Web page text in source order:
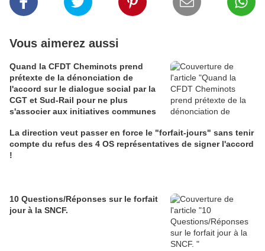
Vous aimerez aussi
Quand la CFDT Cheminots prend
prétexte de la dénonciation de
l'accord sur le dialogue social par la
CGT et Sud-Rail pour ne plus
s'associer aux initiatives communes
La direction veut passer en force le "forfait-jours" sans tenir
compte du refus des 4 OS représentatives de signer l'accord
!
10 Questions/Réponses sur le forfait
jour à la SNCF.